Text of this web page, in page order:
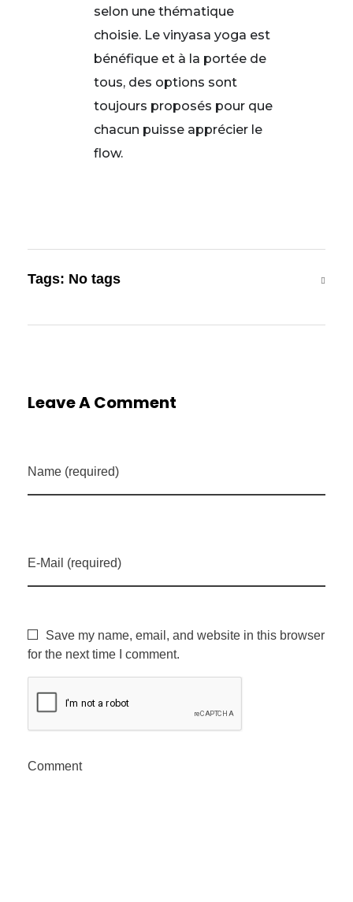
selon une thématique
choisie. Le vinyasa yoga est
bénéfique et à la portée de
tous, des options sont
toujours proposés pour que
chacun puisse apprécier le
flow.
Tags: No tags
Leave A Comment
Name (required)
E-Mail (required)
Save my name, email, and website in this browser
for the next time I comment.
Comment